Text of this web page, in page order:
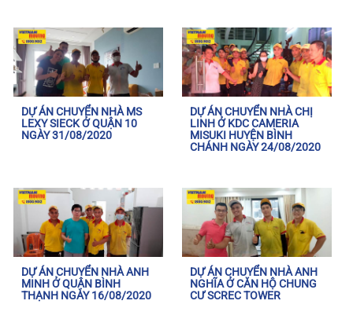
DỰ ÁN CHUYỂN NHÀ MS
LEXY SIECK Ở QUẬN 10
NGÀY 31/08/2020
DỰ ÁN CHUYỂN NHÀ CHỊ
LINH Ở KDC CAMERIA
MISUKI HUYỆN BÌNH
CHÁNH NGÀY 24/08/2020
DỰ ÁN CHUYỂN NHÀ ANH
MINH Ở QUẬN BÌNH
THẠNH NGÀY 16/08/2020
DỰ ÁN CHUYỂN NHÀ ANH
NGHĨA Ở CĂN HỘ CHUNG
CƯ SCREC TOWER